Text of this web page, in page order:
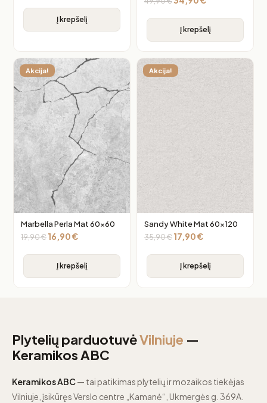
Į krepšelį
Į krepšelį
Akcija!
Marbella Perla Mat 60×60
19,90€ 16,90€
Į krepšelį
Akcija!
Sandy White Mat 60×120
35,90€ 17,90€
Į krepšelį
Plytelių parduotuvėVilniuje —
Keramikos ABC
Keramikos ABC— tai patikimas plytelių ir mozaikos tiekėjas
Vilniuje, įsikūręs Verslo centre „Kamanė“, Ukmergės g. 369A.